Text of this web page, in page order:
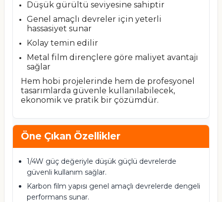
Düşük gürültü seviyesine sahiptir
Genel amaçlı devreler için yeterli
hassasiyet sunar
Kolay temin edilir
Metal film dirençlere göre maliyet avantajı
sağlar
Hem hobi projelerinde hem de profesyonel
tasarımlarda güvenle kullanılabilecek,
ekonomik ve pratik bir çözümdür.
Öne Çıkan Özellikler
1/4W güç değeriyle düşük güçlü devrelerde
güvenli kullanım sağlar.
Karbon film yapısı genel amaçlı devrelerde dengeli
performans sunar.